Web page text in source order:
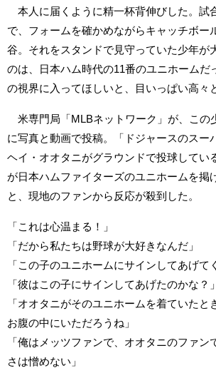
本人に届くように精一杯背伸びした。試
で、フォームを確かめながらキャッチボー
谷。それをスタンドで見守っていた少年が
のは、日本ハム時代の11番のユニホームだ
の視界に入ってほしいと、目いっぱい高々
米専門局「MLBネットワーク」が、この
に写真と動画で投稿。「ドジャースのスー
ヘイ・オオタニがグラウンドで投球してい
が日本ハムファイターズのユニホームを掲
と、現地のファンから反応が殺到した。
「これは心温まる！」
「だから私たちは野球が大好きなんだ」
「この子のユニホームにサインしてあげて
「彼はこの子にサインしてあげたのかな？」
「オオタニがそのユニホームを着ていたと
お腹の中にいただろうね」
「俺はメッツファンで、オオタニのファン
さは憎めない」